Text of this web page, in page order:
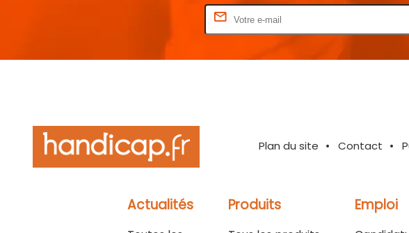
Plan du site Contact
Actualités Produits Emploi